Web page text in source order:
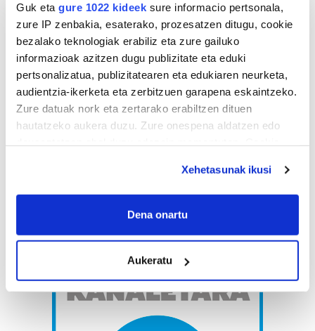
Guk eta gure 1022 kideek sure informacio pertsonala,
zure IP zenbakia, esaterako, prozesatzen ditugu, cookie
bezalako teknologiak erabiliz eta zure gailuko
informazioak azitzen dugu publizitate eta eduki
pertsonalizatua, publizitatearen eta edukiaren neurketa,
audientzia-ikerketa eta zerbitzuen garapena eskaintzeko.
Zure datuak nork eta zertarako erabiltzen dituen
hautatzeko aukera duzu. Zure onespena aldatzen edo
If you allow, we would also like to:
Collect information about your geographical
Identify your device by actively scanning it for
specific characteristics (fingerprinting)
Find out more about how your personal data is processed
and set your preferences in thedetails section
Xehetasunak ikusi
Dena onartu
Aukeratu